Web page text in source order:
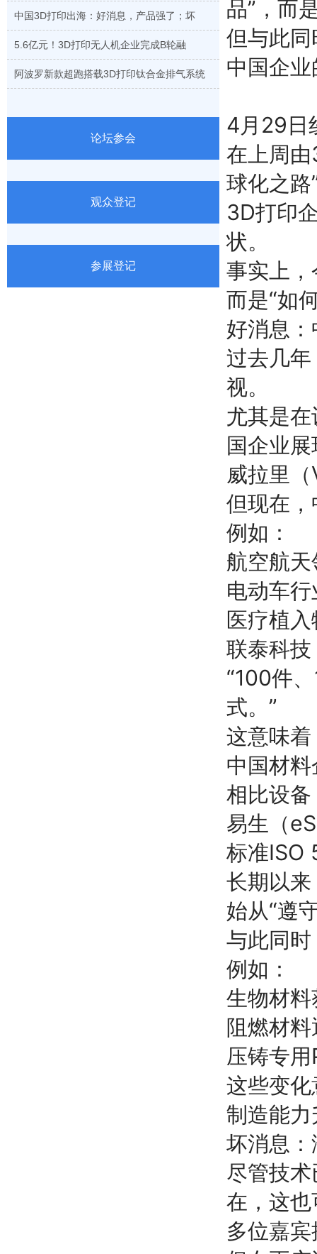
中国3D打印出海：好消息，产品强了；坏
5.6亿元！3D打印无人机企业完成B轮融
阿波罗新款超跑搭载3D打印钛合金排气系统
论坛参会
观众登记
参展登记
品”，而
但与此
中国企
4月29日
在上周
球化之
3D打印
状。
事实上
而是“如
好消息
过去几
视。
尤其是
国企业
威拉里
但现在
例如：
航空航
电动车
医疗植
联泰科
“100件
式。”
这意味
中国材
相比设
易生（
标准ISO
长期以
始从“遵
与此同
例如：
生物材
阻燃材
压铸专
这些变
制造能
坏消息
尽管技
在，这
多位嘉